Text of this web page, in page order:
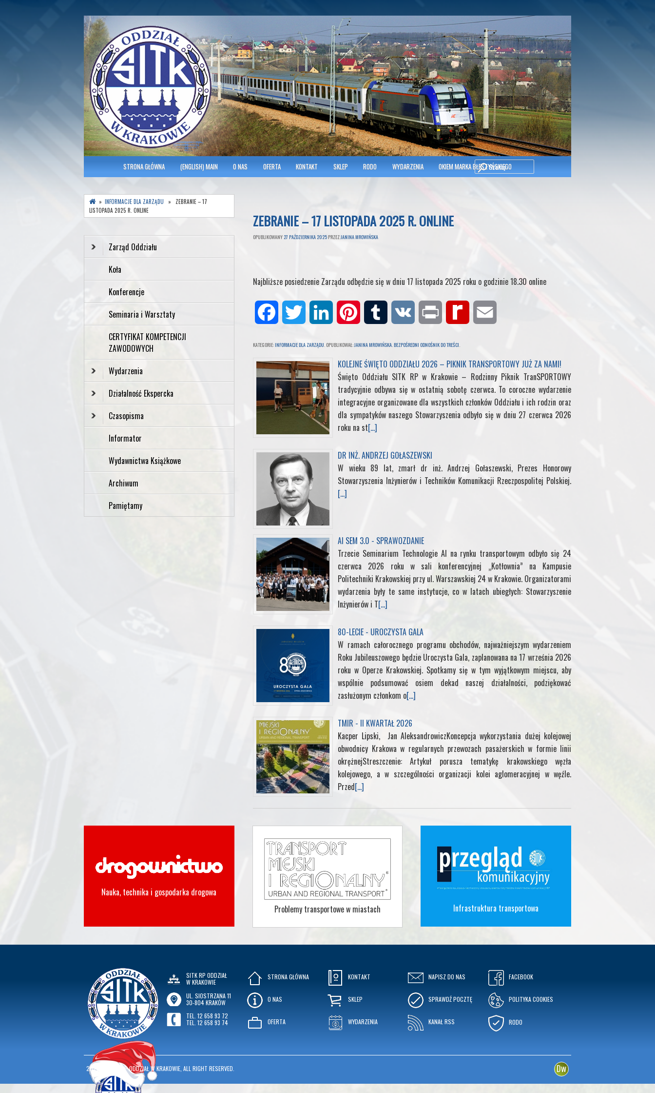
SITK RP Oddział w KRAKOWIE
Szukaj
MENU GŁÓWNESTRONA GŁÓWNA (ENGLISH) MAIN O NAS OFERTA KONTAKT SKLEP RODO WYDARZENIA OKIEM MARKA BŁESZYŃSKIEGO
ZEBRANIE – 17 LISTOPADA 2025 R. ONLINE
OPUBLIKOWANY 27 PAŹDZIERNIKA 2025 PRZEZJANINA MROWIŃSKA
Najbliższe posiedzenie Zarządu odbędzie się w dniu 17 listopada 2025 roku o godzinie 18.30 online
c
e
b
o
k
i
t
t
r
n
t
e
r
e
s
m
l
n
t
d
f
y
e
a
l
KATEGORIE:INFORMACJE DLA ZARZĄDU. OPUBLIKOWAŁ:JANINA MROWIŃSKA.BEZPOŚREDNI ODNOŚNIK DO TREŚCI.
KOLEJNE ŚWIĘTO ODDZIAŁU 2026 – PIKNIK TRANSPORTOWY JUŻ ZA NAMI!
Święto Oddziału SITK RP w Krakowie – Rodzinny Piknik TranSPORTOWY
tradycyjnie odbywa się w ostatnią sobotę czerwca. To coroczne wydarzenie
integracyjne organizowane dla wszystkich członków Oddziału i ich rodzin oraz
dla sympatyków naszego Stowarzyszenia odbyło się w dniu 27 czerwca 2026
roku na st[...]
DR INŻ. ANDRZEJ GOŁASZEWSKI
W wieku 89 lat, zmarł dr inż. Andrzej Gołaszewski, Prezes Honorowy
Stowarzyszenia Inżynierów i Techników Komunikacji Rzeczpospolitej Polskiej.
[...]
AI SEM 3.0 - SPRAWOZDANIE
Trzecie Seminarium Technologie AI na rynku transportowym odbyło się 24
czerwca 2026 roku w sali konferencyjnej „Kotłownia” na Kampusie
Politechniki Krakowskiej przy ul. Warszawskiej 24 w Krakowie. Organizatorami
wydarzenia były te same instytucje, co w latach ubiegłych: Stowarzyszenie
Inżynierów i T[...]
80-LECIE - UROCZYSTA GALA
W ramach całorocznego programu obchodów, najważniejszym wydarzeniem
Roku Jubileuszowego będzie Uroczysta Gala, zaplanowana na 17 września 2026
roku w Operze Krakowskiej. Spotkamy się w tym wyjątkowym miejscu, aby
wspólnie podsumować osiem dekad naszej działalności, podziękować
zasłużonym członkom o[...]
TMIR - II KWARTAŁ 2026
Kacper Lipski, Jan AleksandrowiczKoncepcja wykorzystania dużej kolejowej
obwodnicy Krakowa w regularnych przewozach pasażerskich w formie linii
okrężnejStreszczenie: Artykuł porusza tematykę krakowskiego węzła
kolejowego, a w szczególności organizacji kolei aglomeracyjnej w węźle.
Przed[...]
» INFORMACJE DLA ZARZĄDU » ZEBRANIE – 17
LISTOPADA 2025 R. ONLINE
Zarząd Oddziału
Koła
Konferencje
Seminaria i Warsztaty
CERTYFIKAT KOMPETENCJI
ZAWODOWYCH
Wydarzenia
Działalność Ekspercka
Czasopisma
Informator
Wydawnictwa Książkowe
Archiwum
Pamiętamy
Nauka, technika i gospodarka drogowa
Problemy transportowe w miastach
Infrastruktura transportowa
SITK RP ODDZIAŁ
W KRAKOWIE
UL. SIOSTRZANA 11
30-804 KRAKÓW
TEL. 12 658 93 72
TEL. 12 658 93 74
STRONA GŁÓWNA
O NAS
OFERTA
KONTAKT
SKLEP
WYDARZENIA
NAPISZ DO NAS
SPRAWDŹ POCZTĘ
KANAŁ RSS
FACEBOOK
POLITYKA COOKIES
RODO
2026 SITK RP ODDZIAŁ W KRAKOWIE, ALL RIGHT RESERVED. Dw